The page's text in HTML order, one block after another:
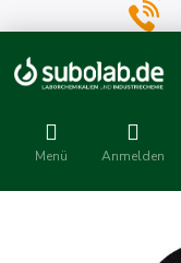
Menü Anmelden